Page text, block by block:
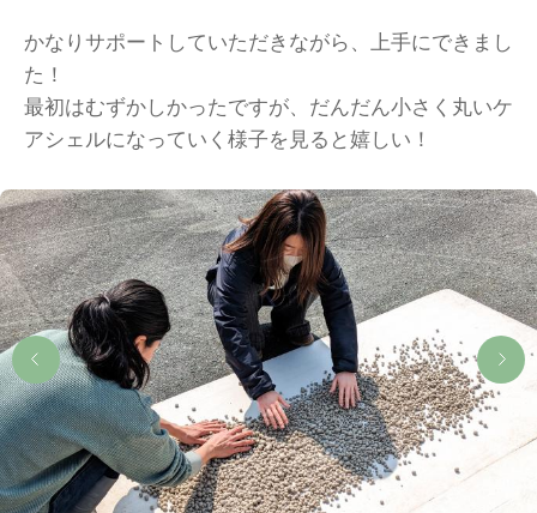
かなりサポートしていただきながら、上手にできまし
た！
最初はむずかしかったですが、だんだん小さく丸いケ
アシェルになっていく様子を見ると嬉しい！